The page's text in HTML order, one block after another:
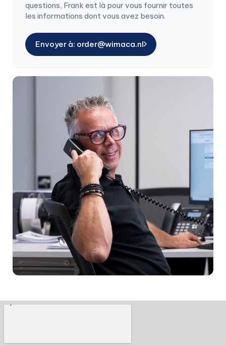
questions, Frank est là pour vous fournir toutes
les informations dont vous avez besoin.
Envoyer à: order@wimaca.nl